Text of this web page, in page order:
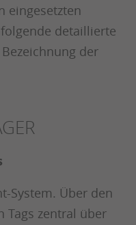
eingesetzten
detaillierte
der
System. Über den
Tags zentral über